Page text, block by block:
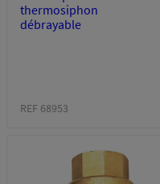
REF 68953